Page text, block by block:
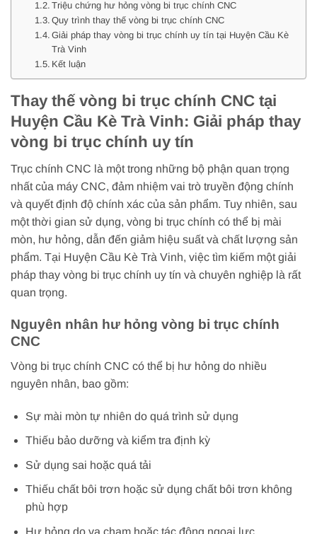
Triệu chứng hư hỏng vòng bi trục chính CNC
Quy trình thay thế vòng bi trục chính CNC
Giải pháp thay vòng bi trục chính uy tín tại Huyện Cầu Kè
Trà Vinh
Kết luận
Thay thế vòng bi trục chính CNC tại
Huyện Cầu Kè Trà Vinh: Giải pháp thay
vòng bi trục chính uy tín
Trục chính CNC là một trong những bộ phận quan trọng
nhất của máy CNC, đảm nhiệm vai trò truyền động chính
và quyết định độ chính xác của sản phẩm. Tuy nhiên, sau
một thời gian sử dụng, vòng bi trục chính có thể bị mài
mòn, hư hỏng, dẫn đến giảm hiệu suất và chất lượng sản
phẩm. Tại Huyện Cầu Kè Trà Vinh, việc tìm kiếm một giải
pháp thay vòng bi trục chính uy tín và chuyên nghiệp là rất
quan trọng.
Nguyên nhân hư hỏng vòng bi trục chính
CNC
Vòng bi trục chính CNC có thể bị hư hỏng do nhiều
nguyên nhân, bao gồm:
Sự mài mòn tự nhiên do quá trình sử dụng
Thiếu bảo dưỡng và kiểm tra định kỳ
Sử dụng sai hoặc quá tải
Thiếu chất bôi trơn hoặc sử dụng chất bôi trơn không
phù hợp
Hư hỏng do va chạm hoặc tác động ngoại lực